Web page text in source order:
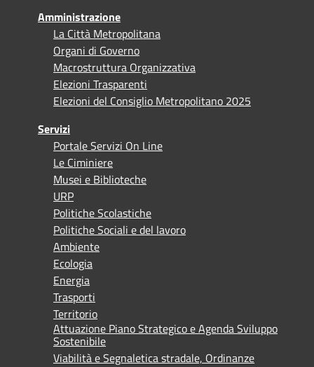
Amministrazione
La Città Metropolitana
Organi di Governo
Macrostruttura Organizzativa
Elezioni Trasparenti
Elezioni del Consiglio Metropolitano 2025
Servizi
Portale Servizi On Line
Le Ciminiere
Musei e Biblioteche
URP
Politiche Scolastiche
Politiche Sociali e del lavoro
Ambiente
Ecologia
Energia
Trasporti
Territorio
Attuazione Piano Strategico e Agenda Sviluppo
Sostenibile
Viabilità e Segnaletica stradale, Ordinanze